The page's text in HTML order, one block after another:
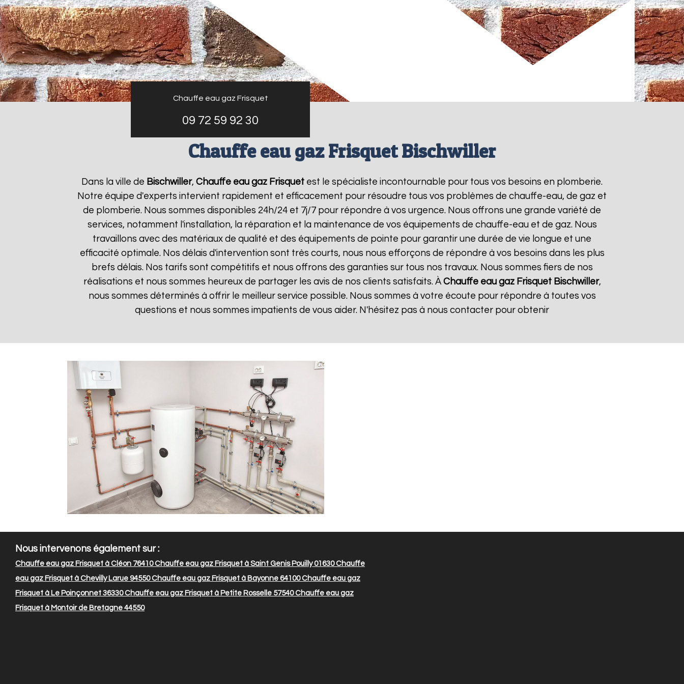
Chauffe eau gaz Frisquet
09 72 59 92 30
Chauffe eau gaz Frisquet Bischwiller
Dans la ville de Bischwiller, Chauffe eau gaz Frisquet est le spécialiste incontournable pour tous vos besoins en plomberie.
Notre équipe d'experts intervient rapidement et efficacement pour résoudre tous vos problèmes de chauffe-eau, de gaz et
de plomberie. Nous sommes disponibles 24h/24 et 7j/7 pour répondre à vos urgence. Nous offrons une grande variété de
services, notamment l'installation, la réparation et la maintenance de vos équipements de chauffe-eau et de gaz. Nous
travaillons avec des matériaux de qualité et des équipements de pointe pour garantir une durée de vie longue et une
efficacité optimale. Nos délais d'intervention sont très courts, nous nous efforçons de répondre à vos besoins dans les plus
brefs délais. Nos tarifs sont compétitifs et nous offrons des garanties sur tous nos travaux. Nous sommes fiers de nos
réalisations et nous sommes heureux de partager les avis de nos clients satisfaits. ÀChauffe eau gaz Frisquet Bischwiller,
nous sommes déterminés à offrir le meilleur service possible. Nous sommes à votre écoute pour répondre à toutes vos
questions et nous sommes impatients de vous aider. N'hésitez pas à nous contacter pour obtenir
Nous intervenons également sur :
Chauffe eau gaz Frisquet à Cléon 76410Chauffe eau gaz Frisquet à Saint Genis Pouilly 01630Chauffe
eau gaz Frisquet à Chevilly Larue 94550Chauffe eau gaz Frisquet à Bayonne 64100Chauffe eau gaz
Frisquet à Le Poinçonnet 36330Chauffe eau gaz Frisquet à Petite Rosselle 57540Chauffe eau gaz
Frisquet à Montoir de Bretagne 44550